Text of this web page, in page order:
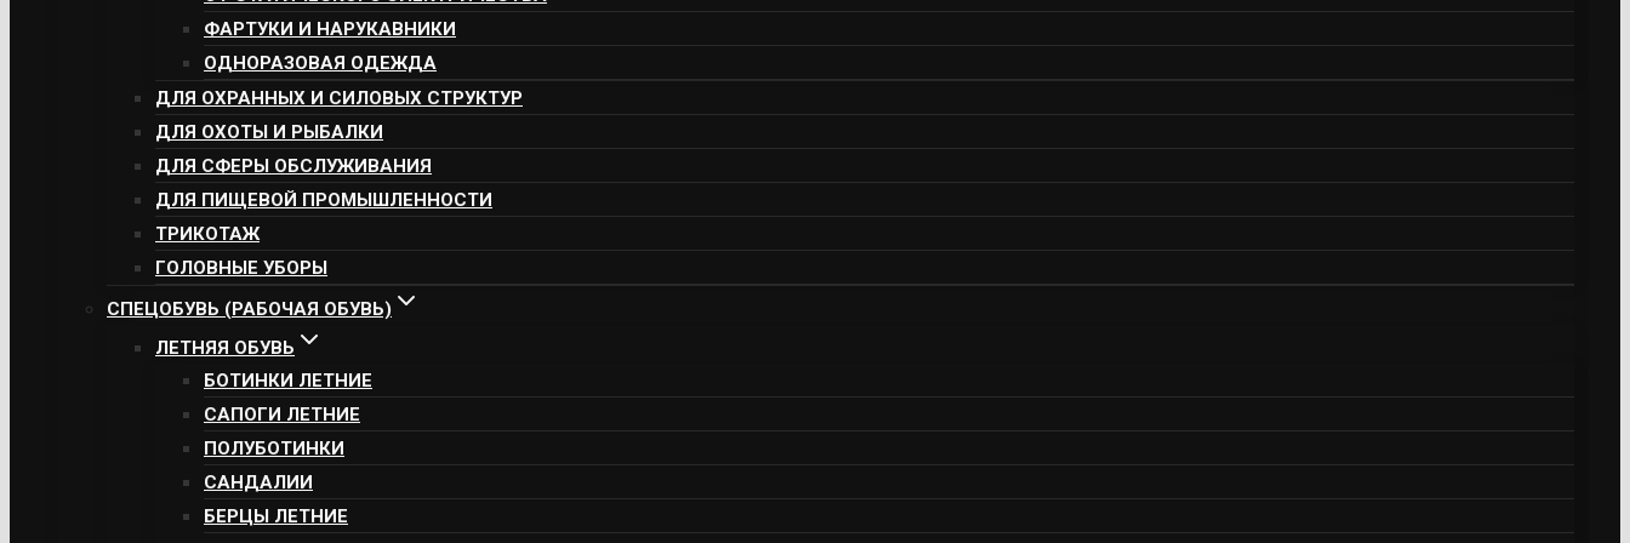
ФАРТУКИ И НАРУКАВНИКИ
ОДНОРАЗОВАЯ ОДЕЖДА
ДЛЯ ОХРАННЫХ И СИЛОВЫХ СТРУКТУР
ДЛЯ ОХОТЫ И РЫБАЛКИ
ДЛЯ СФЕРЫ ОБСЛУЖИВАНИЯ
ДЛЯ ПИЩЕВОЙ ПРОМЫШЛЕННОСТИ
ТРИКОТАЖ
ГОЛОВНЫЕ УБОРЫ
СПЕЦОБУВЬ (РАБОЧАЯ ОБУВЬ)
ЛЕТНЯЯ ОБУВЬ
БОТИНКИ ЛЕТНИЕ
САПОГИ ЛЕТНИЕ
ПОЛУБОТИНКИ
САНДАЛИИ
БЕРЦЫ ЛЕТНИЕ